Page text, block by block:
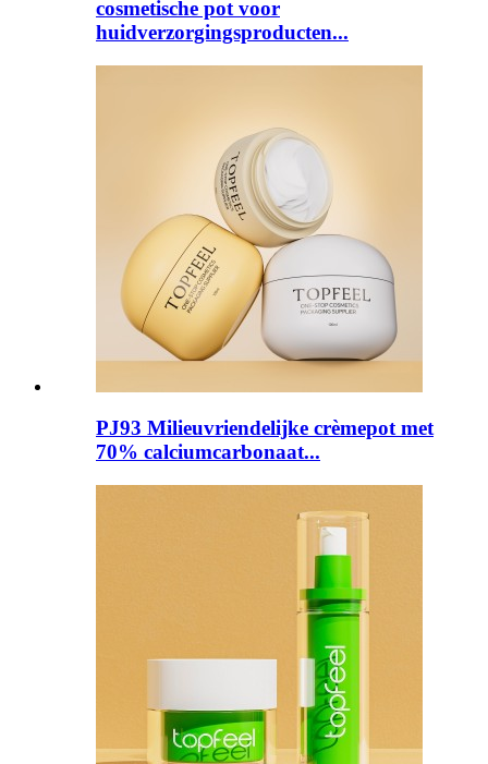
cosmetische pot voor
huidverzorgingsproducten...
PJ93 Milieuvriendelijke crèmepot met
70% calciumcarbonaat...